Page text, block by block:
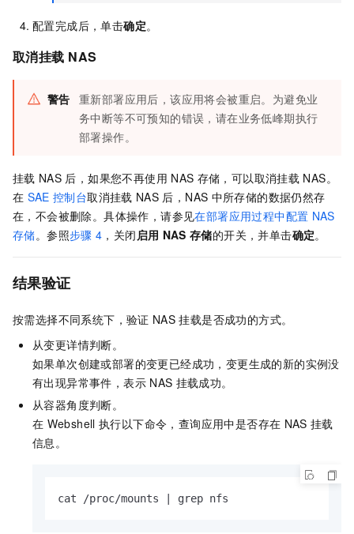
配置完成后，单击确定。
取消挂载 NAS
警告 重新部署应用后，该应用将会被重启。为避免业
务中断等不可预知的错误，请在业务低峰期执行
部署操作。
挂载 NAS 后，如果您不再使用 NAS 存储，可以取消挂载 NAS。
在 SAE 控制台取消挂载 NAS 后，NAS 中所存储的数据仍然存
在，不会被删除。具体操作，请参见在部署应用过程中配置 NAS
存储。参照步骤 4 ，关闭启用 NAS 存储的开关，并单击确定。
结果验证
按需选择不同系统下，验证 NAS 挂载是否成功的方式。
从变更详情判断。
如果单次创建或部署的变更已经成功，变更生成的新的实例没
有出现异常事件，表示 NAS 挂载成功。
从容器角度判断。
在 Webshell 执行以下命令，查询应用中是否存在 NAS 挂载
信息。
cat /proc/mounts | grep nfs